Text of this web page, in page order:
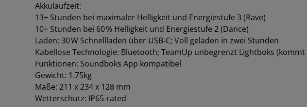
Akkulaufzeit:
13+ Stunden bei maximaler Helligkeit und Energiestufe 3 (Rave)
10+ Stunden bei 60 % Helligkeit und Energiestufe 2 (Dance)
Laden: 30 W Schnellladen über USB‑C; Voll geladen in zwei Stunden
Kabellose Technologie: Bluetooth; TeamUp unbegrenzt Lightboks
Funktionen: Soundboks App kompatibel
Gewicht: 1.75kg
Maße: 211 x 234 x 128 mm
Wetterschutz: IP65-rated